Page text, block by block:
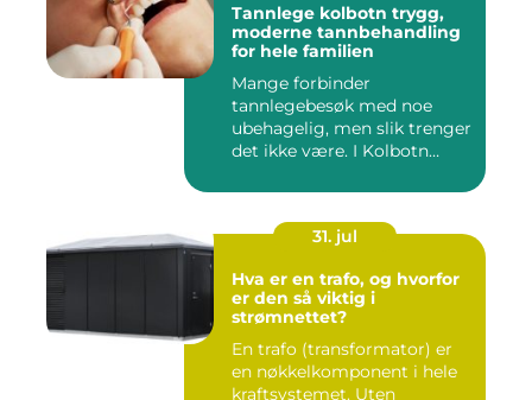
Tannlege kolbotn trygg,
moderne tannbehandling
for hele familien
Mange forbinder
tannlegebesøk med noe
ubehagelig, men slik trenger
det ikke være. I Kolbotn
31. jul
Hva er en trafo, og hvorfor
er den så viktig i
strømnettet?
En trafo (transformator) er
en nøkkelkomponent i hele
kraftsystemet. Uten